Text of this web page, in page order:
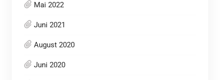
Mai 2022
Juni 2021
August 2020
Juni 2020